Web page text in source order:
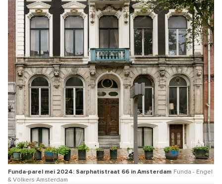
Funda-parel mei 2024: Sarphatistraat 66 in Amsterdam Funda - Engel
& Völkers Amsterdam